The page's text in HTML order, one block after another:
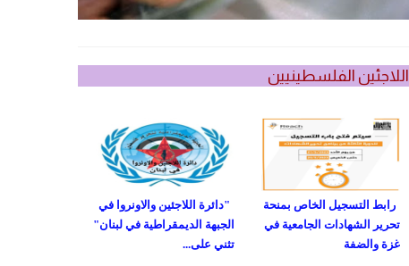
اللاجئين الفلسطينيين
"دائرة اللاجئين والاونروا في
الجبهة الديمقراطية في لبنان"
تثني على...
رابط التسجيل الخاص بمنحة
تحرير الشهادات الجامعية في
غزة والضفة